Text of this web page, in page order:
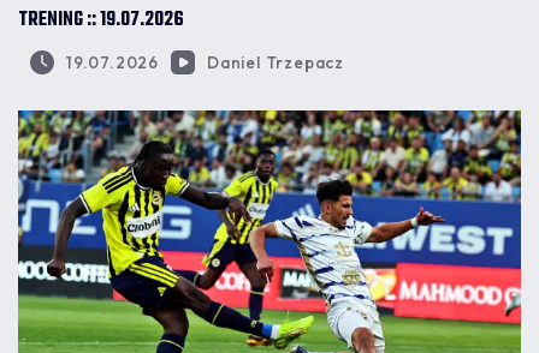
TRENING :: 19.07.2026
19.07.2026 Daniel Trzepacz